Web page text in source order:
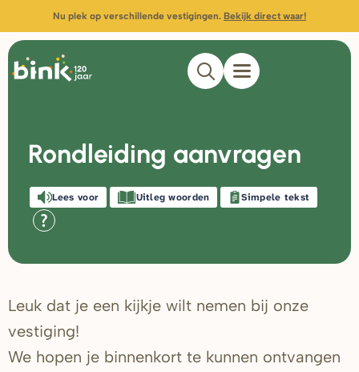
Nu plek op verschillende vestigingen. Bekijk direct waar!
Rondleiding aanvragen
Lees voor Uitleg woorden Simpele tekst
Leuk dat je een kijkje wilt nemen bij onze
vestiging!
We hopen je binnenkort te kunnen ontvangen